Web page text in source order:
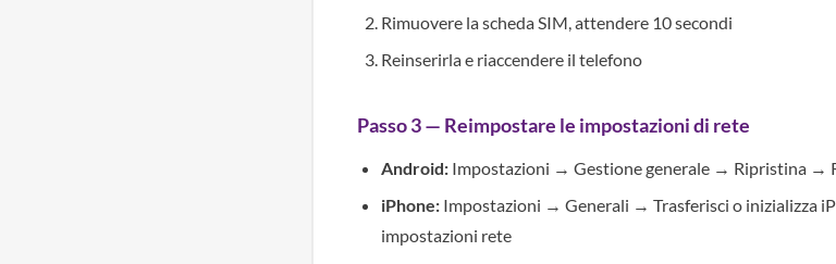
Rimuovere la scheda SIM, attendere 10 secondi
Reinserirla e riaccendere il telefono
Passo 3 — Reimpostare le impostazioni di rete
Android:Impostazioni → Gestione generale → Ripristina →
iPhone:Impostazioni → Generali → Trasferisci o inizializza
impostazioni rete